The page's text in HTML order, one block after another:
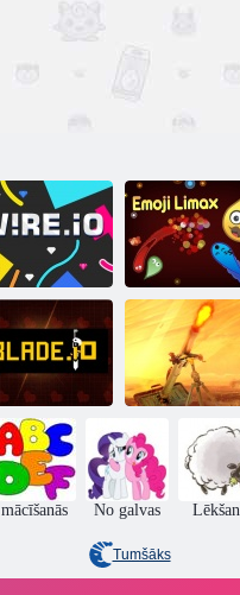
Stieple io Emoji Limax
Asmens. io Java. io
mācīšanās No galvas
Tumšāks